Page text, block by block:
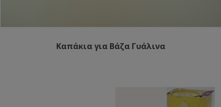
Καπάκια για Βάζα Γυάλινα